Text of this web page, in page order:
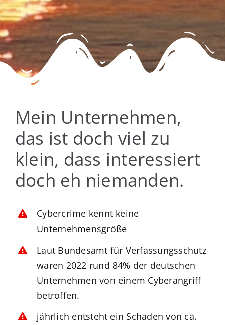
Mein Unternehmen,
das ist doch viel zu
klein, dass interessiert
doch eh niemanden.
Cybercrime kennt keine
Unternehmensgröße
Laut Bundesamt für Verfassungsschutz
waren 2022 rund 84% der deutschen
Unternehmen von einem Cyberangriff
betroffen.
jährlich entsteht ein Schaden von ca.